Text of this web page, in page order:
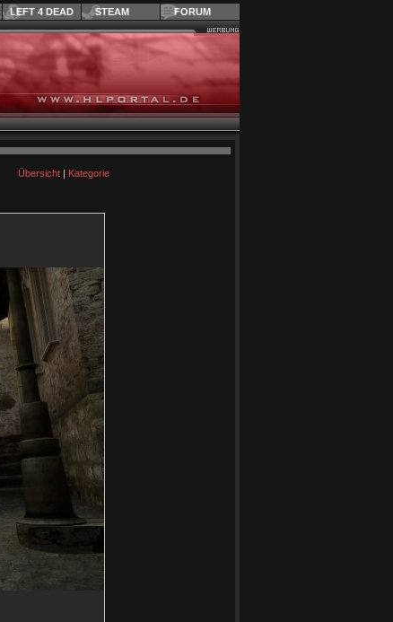
LEFT 4 DEAD STEAM FORUM
Übersicht| Kategorie